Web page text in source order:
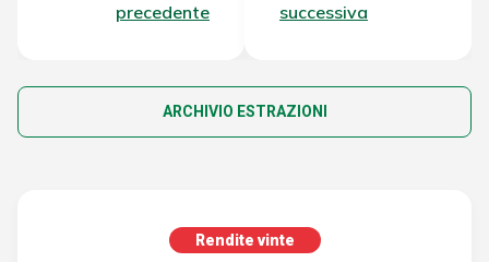
precedente
successiva
ARCHIVIO ESTRAZIONI
Rendite vinte